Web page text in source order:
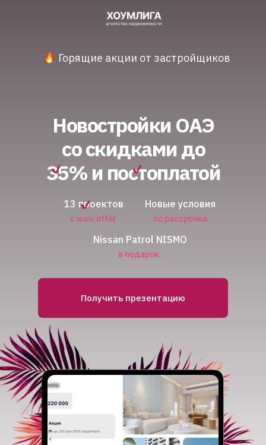
Nissan Patrol NISMO
в подарок
13 проектов
с wow offer
Новые условия
по рассрочке
Получить презентацию
Новостройки ОАЭ
со скидками до
35% и постоплатой
Горящие акции от застройщиков